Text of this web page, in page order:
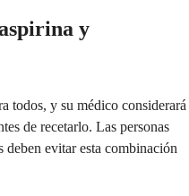
y
todos, y su médico considerará
de recetarlo. Las personas
deben evitar esta combinación